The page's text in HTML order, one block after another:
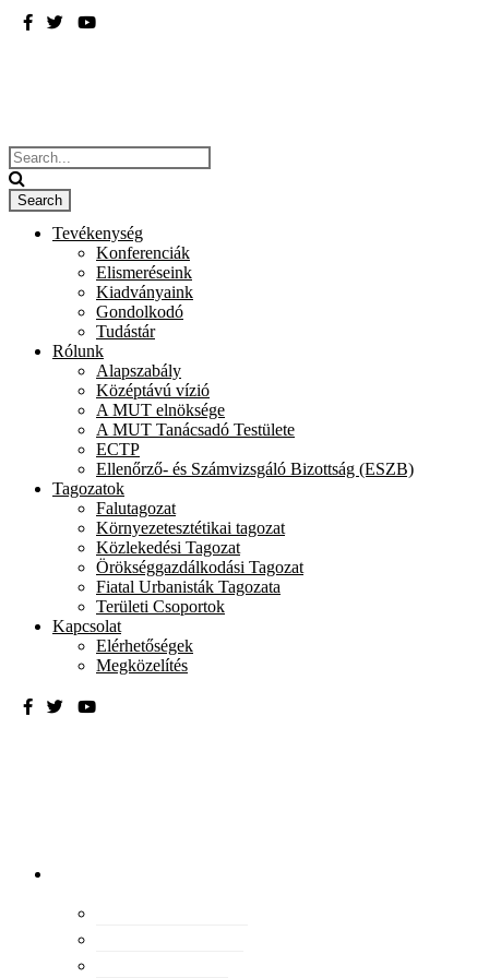
Tevékenység
Konferenciák
Elismeréseink
Kiadványaink
Gondolkodó
Tudástár
Rólunk
Alapszabály
Középtávú vízió
A MUT elnöksége
A MUT Tanácsadó Testülete
ECTP
Ellenőrző- és Számvizsgáló Bizottság (ESZB)
Tagozatok
Falutagozat
Környezetesztétikai tagozat
Közlekedési Tagozat
Örökséggazdálkodási Tagozat
Fiatal Urbanisták Tagozata
Területi Csoportok
Kapcsolat
Elérhetőségek
Megközelítés